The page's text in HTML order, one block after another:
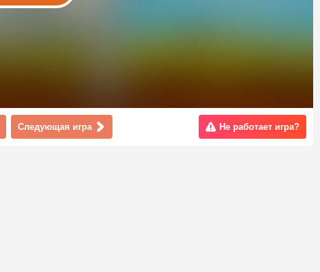
Следующая игра Не работает игра?